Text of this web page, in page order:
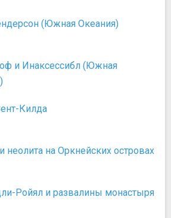
(Южная Океания)
и Инаксессибл (Южная
Килда
неолита на Оркнейских островах
Ройял и развалины монастыря